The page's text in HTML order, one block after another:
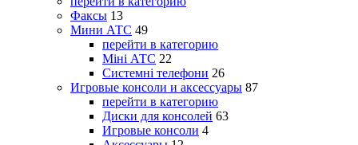
Факсы 13
Мини АТС 49
перейти в категорию
Міні АТС 22
Системні телефони 26
Игровые консоли и аксессуары 87
перейти в категорию
Диски для консолей 63
Игровые консоли 4